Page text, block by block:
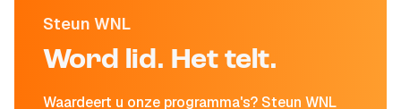
Steun WNL
Word lid. Het telt.
Waardeert u onze programma's? Steun WNL